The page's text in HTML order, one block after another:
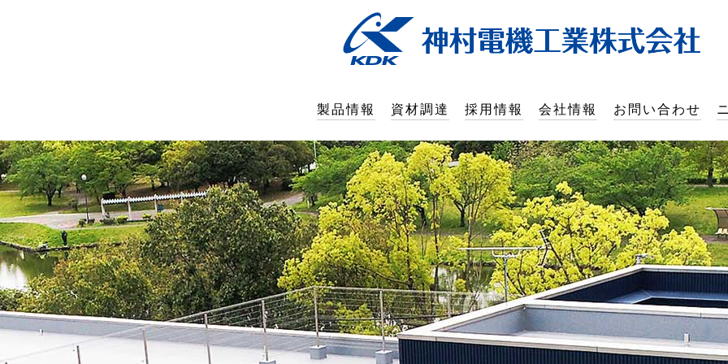
村
電
機
業
株
会
社
製品情報 資材調達 採用情報 会社情報 お問い合わせ